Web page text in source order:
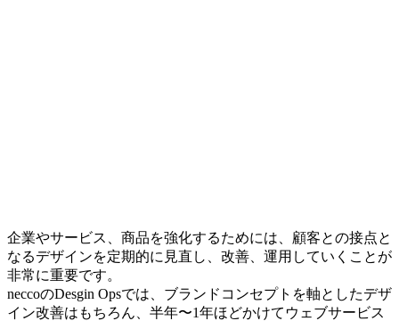
企業やサービス、商品を強化するためには、顧客との接点と
なるデザインを定期的に見直し、改善、運用していくことが
非常に重要です。
neccoのDesgin Opsでは、ブランドコンセプトを軸としたデザ
イン改善はもちろん、半年〜1年ほどかけてウェブサービス